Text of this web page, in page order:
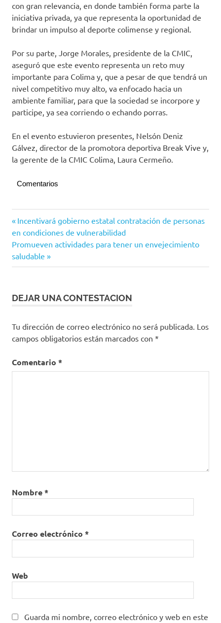
con gran relevancia, en donde también forma parte la
iniciativa privada, ya que representa la oportunidad de
brindar un impulso al deporte colimense y regional.
Por su parte, Jorge Morales, presidente de la CMIC,
aseguró que este evento representa un reto muy
importante para Colima y, que a pesar de que tendrá un
nivel competitivo muy alto, va enfocado hacia un
ambiente familiar, para que la sociedad se incorpore y
participe, ya sea corriendo o echando porras.
En el evento estuvieron presentes, Nelsón Deniz
Gálvez, director de la promotora deportiva Break Vive y,
la gerente de la CMIC Colima, Laura Cermeño.
Comentarios
Navegación
de
entradas
Entrada
anterior:
Incentivará gobierno estatal contratación de personas
en condiciones de vulnerabilidad
Siguiente
entrada:
Promueven actividades para tener un envejecimiento
saludable
DEJAR UNA CONTESTACION
Tu dirección de correo electrónico no será publicada. Los
campos obligatorios están marcados con *
Comentario *
Nombre*
Correo electrónico *
Web
Guarda mi nombre, correo electrónico y web en este